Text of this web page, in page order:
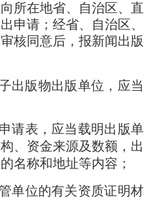
所在地省、自治区、直
申请 ； 经省、自治区、
核同意后 ， 报新闻出版
出版物出版单位 ， 应当
请表 ， 应当载明出版单
、资金来源及数额 ， 出
名称和地址等内容 ；
单位的有关资质证明材